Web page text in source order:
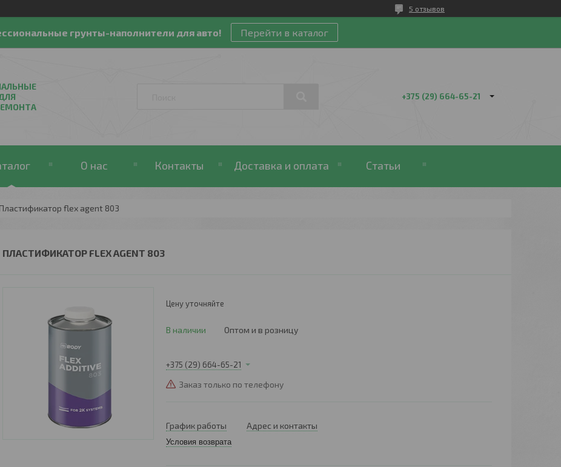
5 отзывов
грунты-наполнители для авто! Перейти в каталог
+375 (29) 664-65-21
О нас Контакты Доставка и оплата Статьи
Пластификатор flex agent 803
ПЛАСТИФИКАТОР FLEX AGENT 803
Цену уточняйте
В наличии Оптом и в розницу
+375 (29) 664-65-21
Заказ только по телефону
График работы Адрес и контакты
Условия возврата